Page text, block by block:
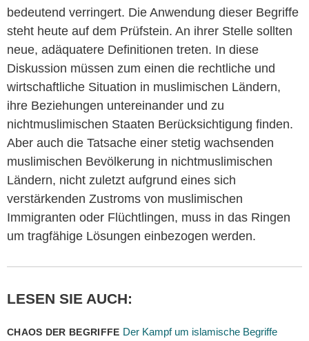
bedeutend verringert. Die Anwendung dieser Begriffe
steht heute auf dem Prüfstein. An ihrer Stelle sollten
neue, adäquatere Definitionen treten. In diese
Diskussion müssen zum einen die rechtliche und
wirtschaftliche Situation in muslimischen Ländern,
ihre Beziehungen untereinander und zu
nichtmuslimischen Staaten Berücksichtigung finden.
Aber auch die Tatsache einer stetig wachsenden
muslimischen Bevölkerung in nichtmuslimischen
Ländern, nicht zuletzt aufgrund eines sich
verstärkenden Zustroms von muslimischen
Immigranten oder Flüchtlingen, muss in das Ringen
um tragfähige Lösungen einbezogen werden.
LESEN SIE AUCH:
CHAOS DER BEGRIFFE Der Kampf um islamische Begriffe